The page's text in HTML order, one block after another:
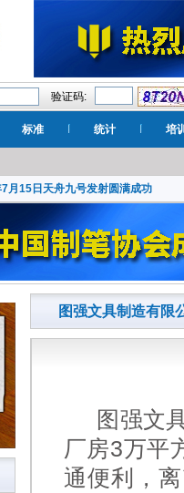
验证码:
标准 统计 培
月15日天舟九号发射圆满成功
图强文具制造有限
图强文具
厂房3万平
通便利，